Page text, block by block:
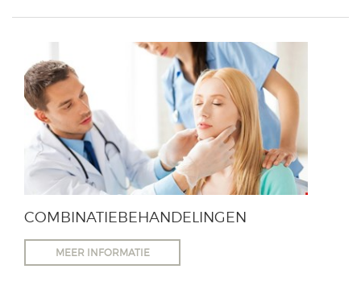
COMBINATIEBEHANDELINGEN
MEER INFORMATIE